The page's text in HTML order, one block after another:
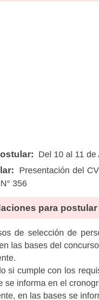
Del 10 al 11
Presentación del
356
para postular
de selección de
las bases del
si cumple con los
se informa en el
en las bases se